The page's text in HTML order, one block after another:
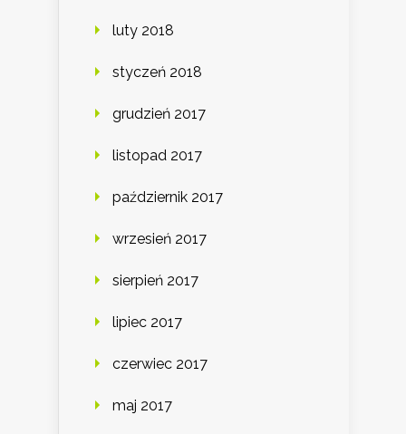
luty 2018
styczeń 2018
grudzień 2017
listopad 2017
październik 2017
wrzesień 2017
sierpień 2017
lipiec 2017
czerwiec 2017
maj 2017